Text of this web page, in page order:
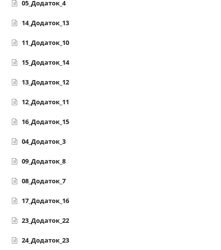
05_Додаток_4
14_Додаток_13
11_Додаток_10
15_Додаток_14
13_Додаток_12
12_Додаток_11
16_Додаток_15
04_Додаток_3
09_Додаток_8
08_Додаток_7
17_Додаток_16
23_Додаток_22
24_Додаток_23